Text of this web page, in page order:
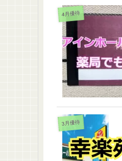
4月優待
3月優待